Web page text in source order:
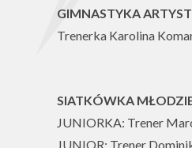
GIMNASTYKA
Trenerka Karolina
SIATKÓWKA
JUNIORKA: Trener
JUNIOR: Trener